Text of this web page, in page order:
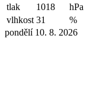
tlak
1018
hPa
vlhkost 31
%
pondělí 10. 8. 2026